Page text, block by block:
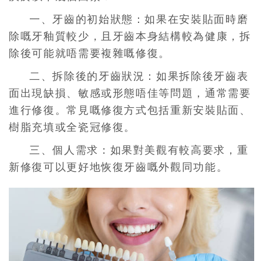
一、牙齒的初始狀態：如果在安裝貼面時磨
除嘅牙釉質較少，且牙齒本身結構較為健康，拆
除後可能就唔需要複雜嘅修復。
二、拆除後的牙齒狀況：如果拆除後牙齒表
面出現缺損、敏感或形態唔佳等問題，通常需要
進行修復。常見嘅修復方式包括重新安裝貼面、
樹脂充填或全瓷冠修復。
三、個人需求：如果對美觀有較高要求，重
新修復可以更好地恢復牙齒嘅外觀同功能。